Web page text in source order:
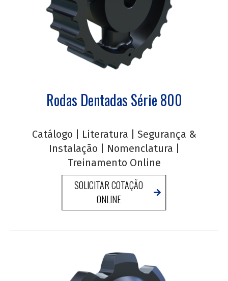
Rodas Dentadas Série 800
Catálogo Literatura
Segurança &
Instalação
Nomenclatura
Treinamento Online
SOLICITAR COTAÇÃO
ONLINE